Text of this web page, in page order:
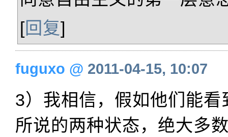
[回复]
fuguxo @ 2011-04-15, 10:07
3）我相信，假如他们能看
所说的两种状态，绝大多